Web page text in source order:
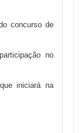
concurso de
no
iniciará na